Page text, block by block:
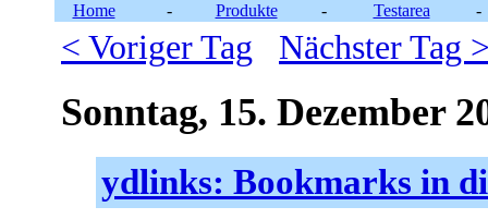
Home - Produkte - Testarea -
< Voriger Tag Nächster Tag
Sonntag, 15. Dezember
ydlinks: Bookmarks in